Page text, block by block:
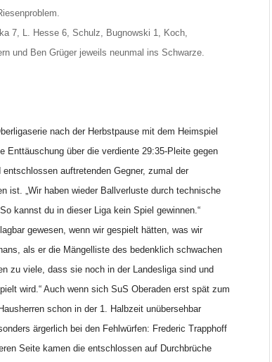
7, L. Hesse 6, Schulz, Bugnowski 1, Koch,
und Ben Grüger jeweils neunmal ins Schwarze.
nach der Herbstpause mit dem Heimspiel
Enttäuschung über die verdiente 29:35-Pleite gegen
auftretenden Gegner, zumal der
ist. „Wir haben wieder Ballverluste durch technische
kannst du in dieser Liga kein Spiel gewinnen.“
gewesen, wenn wir gespielt hätten, was wir
als er die Mängelliste des bedenklich schwachen
zu viele, dass sie noch in der Landesliga sind und
wird.“ Auch wenn sich SuS Oberaden erst spät zum
schon in der 1. Halbzeit unübersehbar
ärgerlich bei den Fehlwürfen: Frederic Trapphoff
Seite kamen die entschlossen auf Durchbrüche